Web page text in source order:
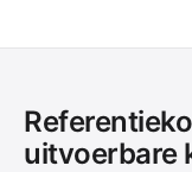
uitvoerbare